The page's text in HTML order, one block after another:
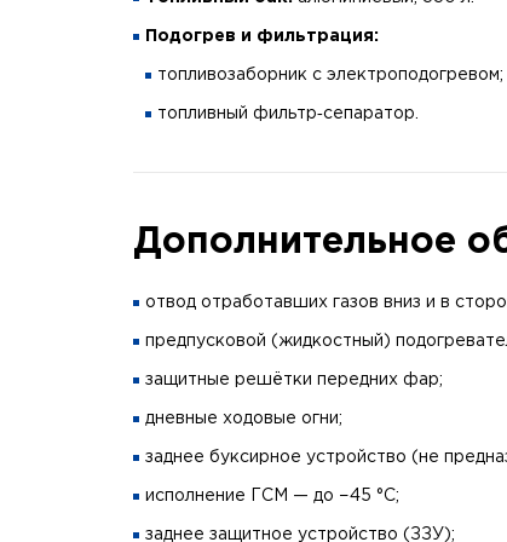
Подогрев и фильтрация:
топливозаборник с электроподогревом;
топливный фильтр‑сепаратор.
Дополнительное
отвод отработавших газов вниз и в
предпусковой (жидкостный)
защитные решётки передних фар;
дневные ходовые огни;
заднее буксирное устройство (не
исполнение ГСМ — до −45 °C;
заднее защитное устройство (ЗЗУ);